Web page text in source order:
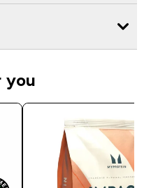
you